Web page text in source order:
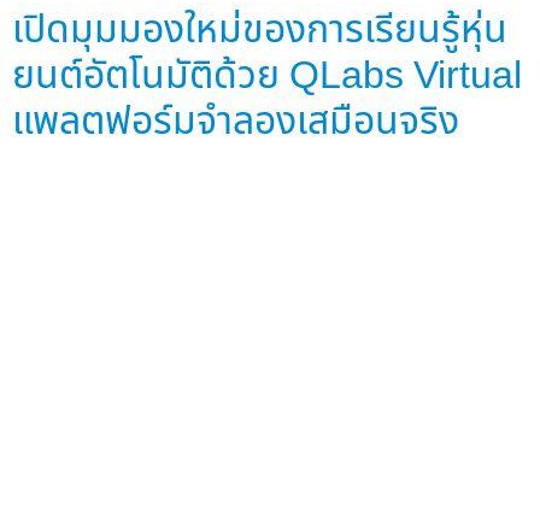
เปิดมุมมองใหม่ของการเรียนรู้หุ่น
ยนต์อัตโนมัติด้วย QLabs Virtual
แพลตฟอร์มจำลองเสมือนจริง